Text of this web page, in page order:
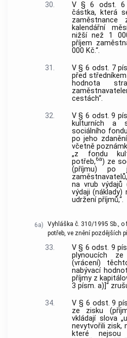
30.
V § 6 odst. 6
částka, která
kalendářní
nižší než 1
příjem
000 Kč.“.
31.
V § 6 odst. 7
před
hodnota
cestách“.
32.
V § 6 odst. 9
kulturních a
sociálního
po jeho
včetně
„z fondu
potřeb,6a) ze
(příjmu) po
na vrub výdajů
výdaji
udržení příjmů,“.
6a)
Vyhláška č. 310/1995 Sb.,
potřeb, ve znění pozdějších
33.
V § 6 odst. 9
plynoucích
(vrácení)
nabývací
příjmy z
3 písm. a)]“
34.
V § 6 odst. 9
ze zisku
vkládají slova
nevytvořili zisk,
které nejsou